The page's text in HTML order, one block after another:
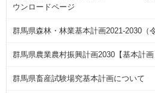
ウンロードページ
群馬県森林・林業基本計画2021-2030（
群馬県農業農村振興計画2030【基本計画
群馬県畜産試験場究基本計画について